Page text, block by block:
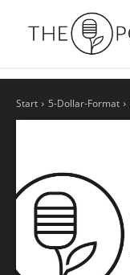
Start 5-Dollar-Format